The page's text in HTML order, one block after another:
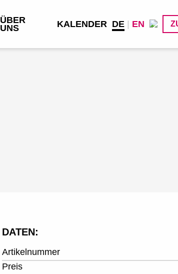
ÜBER
UNS
KALENDER DE EN 0
DATEN:
Artikelnummer
Preis